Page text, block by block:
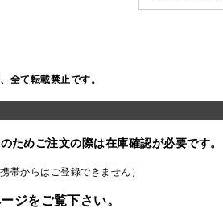
全て転載禁止です。
ためご注文の際は在庫確認が必要です。
帯からはご登録できません）
ジをご覧下さい。